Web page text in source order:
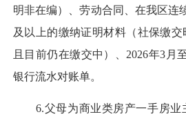
明非在编）、劳动合同、在我区连
及以上的缴纳证明材料（社保缴交
且目前仍在缴交中）、2026年3月
银行流水对账单。
6.父母为商业类房产一手房业